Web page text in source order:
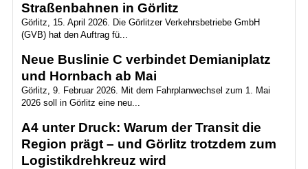
Straßenbahnen in Görlitz
Görlitz, 15. April 2026. Die Görlitzer Verkehrsbetriebe GmbH
(GVB) hat den Auftrag fü...
Neue Buslinie C verbindet Demianiplatz
und Hornbach ab Mai
Görlitz, 9. Februar 2026. Mit dem Fahrplanwechsel zum 1. Mai
2026 soll in Görlitz eine neu...
A4 unter Druck: Warum der Transit die
Region prägt – und Görlitz trotzdem zum
Logistikdrehkreuz wird